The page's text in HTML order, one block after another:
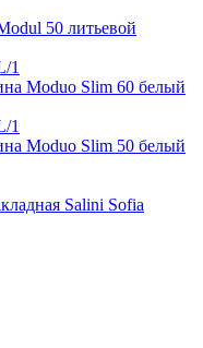
50 литьевой
Moduo Slim 60 белый
Moduo Slim 50 белый
Salini Sofia